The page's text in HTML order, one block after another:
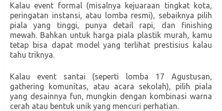
Kalau event formal (misalnya kejuaraan tingkat kota,
peringatan instansi, atau lomba resmi), sebaiknya pilih
piala yang tinggi, punya detail rapi, dan finishing
mewah. Bahkan untuk harga piala plastik murah, kamu
tetap bisa dapat model yang terlihat prestisius kalau
tahu triknya.
Kalau event santai (seperti lomba 17 Agustusan,
gathering komunitas, atau acara sekolah), pilih piala
yang desainnya fun, mungkin dengan kombinasi warna
cerah atau bentuk unik yang mencuri perhatian.